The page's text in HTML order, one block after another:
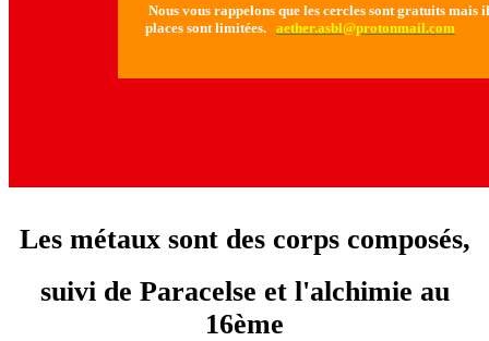
Nous vous rappelons que les cercles sont gratuits
places sont limitées. aether.asbl@protonmail.com
Les métaux sont des corps composés,
suivi de Paracelse et l'alchimie au
16ème